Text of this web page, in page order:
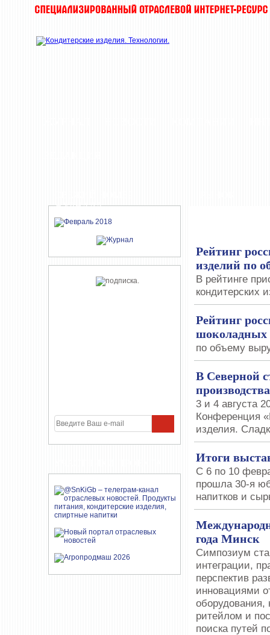
ЖУРНАЛА
Рейтинг
изделий по
В рейтинге
кондитерских
Рейтинг
шоколадных
по объему
В Северной
3 и 4 августа
Конференция
изделия.
Итоги
С 6 по 10
прошла 30-я
напитков и
года Минск
Симпозиум
интеграции,
перспектив
инновациями
оборудования,
ритейлом и
поиска путей